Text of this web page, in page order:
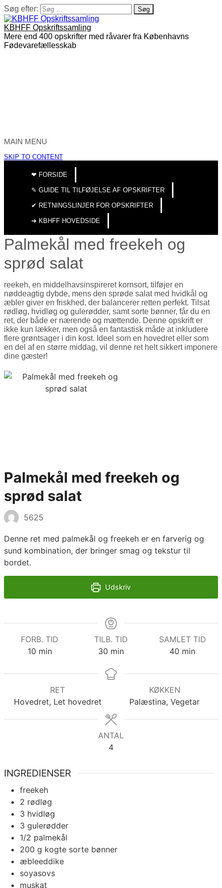
Søg efter:
KBHFF Opskriftssamling
Mere end 400 opskrifter med råvarer fra Københavns
Fødevarefællesskab
MAIN MENU
SKIP TO CONTENT
❤︎ FORSIDE
✎ GUIDE TIL TILFØJELSE AF OPSKRIFTER
✔︎ RETNINGSLINJER FOR OPSKRIFTER
➜ KBHFF HOVEDSIDE
Palmekål med freekeh og
sprød salat
reekeh, en middelhavsinspireret kornsort, tilføjer en
nøddeagtig dybde, mens den sprøde salat med hvidkål og
æbler giver en friskhed, der balancerer retten perfekt. Tilsat
rødløg, hvidløg og gulerødder, samt sorte bønner, får du en
ret, der både er nærende og mættende. Denne opskrift er
ikke kun lækker, men også en fantastisk måde at inkludere
flere grøntsager i din kost. Ideel som en hovedret eller som
en del af en større middag, vil denne ret helt sikkert imponere
dine gæster!
Palmekål med freekeh og
sprød salat
5625
Denne ret med palmekål og freekeh er en farverig og
sund kombination, der bringer smag og tekstur til
bordet.
Udskriv
FORB. TID
10minutter
min
TILB. TID
30 minutter
min
SAMLET TID
40 minutter
min
RET
Hovedret, Let hovedret
KØKKEN
Palæstina, Vegetar
ANTAL
4
INGREDIENSER
freekeh
2 rødløg
3 hvidløg
3 gulerødder
1/2 palmekål
200 g kogte sorte bønner
æbleeddike
soyasovs
muskat